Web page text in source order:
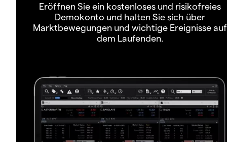
Eröffnen Sie ein kostenloses und risikofreies
Demokonto und halten Sie sich über
Marktbewegungen und wichtige Ereignisse auf
dem Laufenden.